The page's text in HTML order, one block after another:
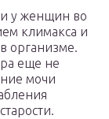
у женщин во
климакса и
организме.
еще не
мочи